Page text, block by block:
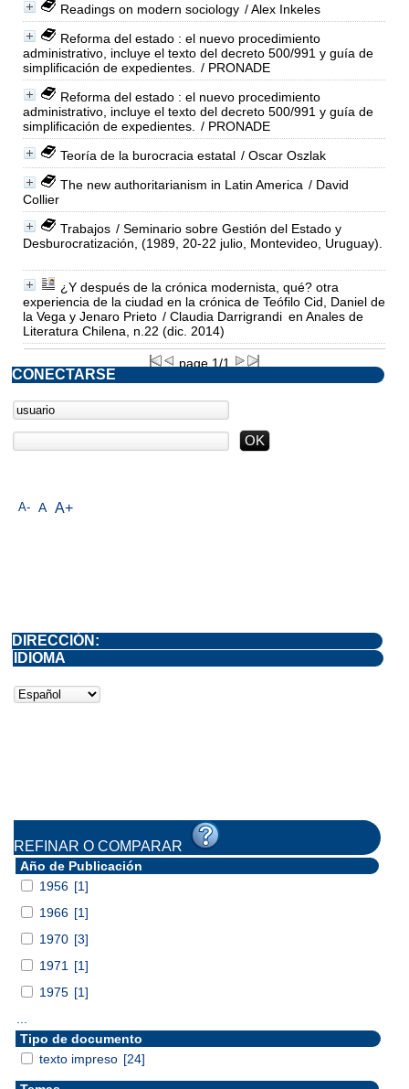
Readings on modern sociology / Alex Inkeles
Reforma del estado : el nuevo procedimiento
administrativo, incluye el texto del decreto 500/991 y guía de
simplificación de expedientes.
/ PRONADE
Reforma del estado : el nuevo procedimiento
administrativo, incluye el texto del decreto 500/991 y guía de
simplificación de expedientes.
/ PRONADE
Teoría de la burocracia estatal / Oscar Oszlak
The new authoritarianism in Latin America / David
Collier
Trabajos / Seminario sobre Gestión del Estado y
Desburocratización, (1989, 20-22 julio, Montevideo, Uruguay).
¿Y después de la crónica modernista, qué? otra
experiencia de la ciudad en la crónica de Teófilo Cid, Daniel de
la Vega y Jenaro Prieto / Claudia Darrigrandi en Anales de
Literatura Chilena, n.22 (dic. 2014)
page 1/1
A- A A+
CONECTARSE
DIRECCIÓN:
IDIOMA
REFINAR O COMPARAR
Año de Publicación
1956 [1]
1966 [1]
1970 [3]
1971
[1]
1975 [1]
Tipo de documento
texto impreso [24]